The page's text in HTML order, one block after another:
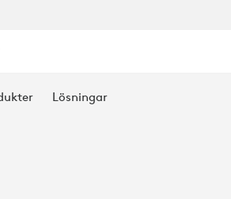
Lösningar